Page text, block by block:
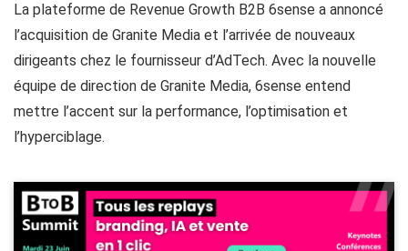
La plateforme de Revenue Growth B2B 6sense a annoncé
l’acquisition de Granite Media et l’arrivée de nouveaux
dirigeants chez le fournisseur d’AdTech. Avec la nouvelle
équipe de direction de Granite Media, 6sense entend
mettre l’accent sur la performance, l’optimisation et
l’hyperciblage.